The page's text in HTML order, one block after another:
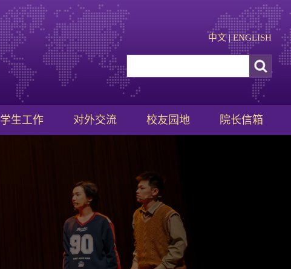
中文|ENGLISH
学生工作 对外交流 校友园地 院长信箱